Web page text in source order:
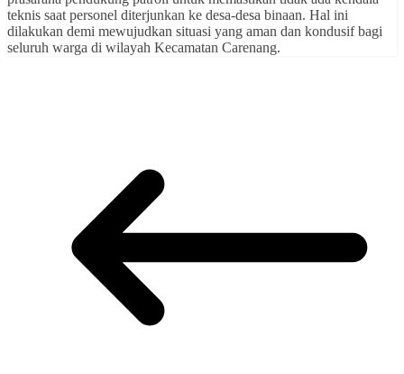
teknis saat personel diterjunkan ke desa-desa binaan. Hal ini
dilakukan demi mewujudkan situasi yang aman dan kondusif bagi
seluruh warga di wilayah Kecamatan Carenang.